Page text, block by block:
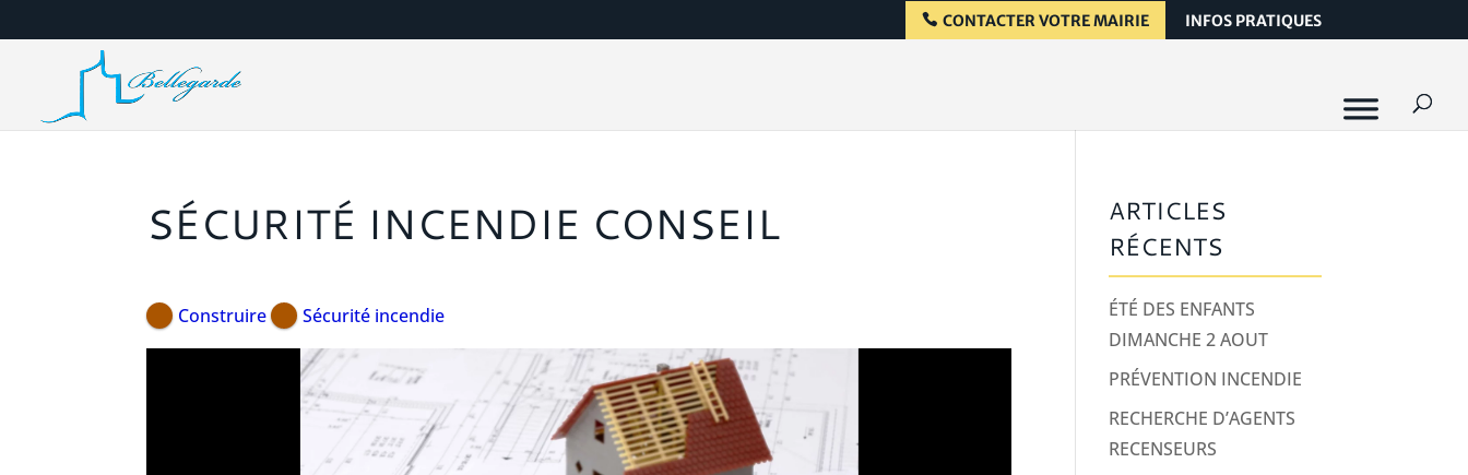
CONTACTER VOTRE MAIRIE INFOS PRATIQUES
SÉCURITÉ INCENDIE CONSEIL
Construire Sécurité incendie
ARTICLES
RÉCENTS
ÉTÉ DES ENFANTS
DIMANCHE 2 AOUT
PRÉVENTION INCENDIE
RECHERCHE D’AGENTS
RECENSEURS